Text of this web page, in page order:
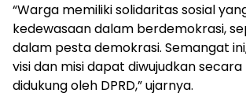
“Warga memiliki solidaritas sosial
kedewasaan dalam berdemokrasi,
dalam pesta demokrasi. Semangat
visi dan misi dapat diwujudkan
didukung oleh DPRD,” ujarnya.